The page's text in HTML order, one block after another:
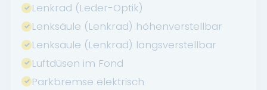
Lenkrad (Leder-Optik)
Lenksäule (Lenkrad) höhenverstellbar
Lenksäule (Lenkrad) längsverstellbar
Luftdüsen im Fond
Parkbremse elektrisch